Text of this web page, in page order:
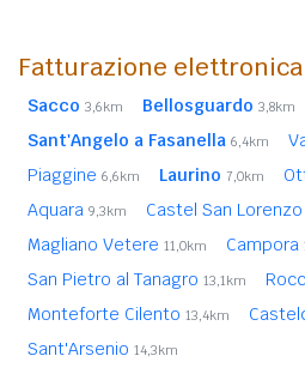
Fatturazione
Sacco 3,6km Bellosguardo 3,8km
Sant'Angelo a Fasanella 6,4km
Piaggine 6,6km Laurino 7,0km
Aquara 9,3km Castel San Lorenzo
Magliano Vetere 11,0km Campora
San Pietro al Tanagro 13,1km
Monteforte Cilento 13,4km
Sant'Arsenio 14,3km